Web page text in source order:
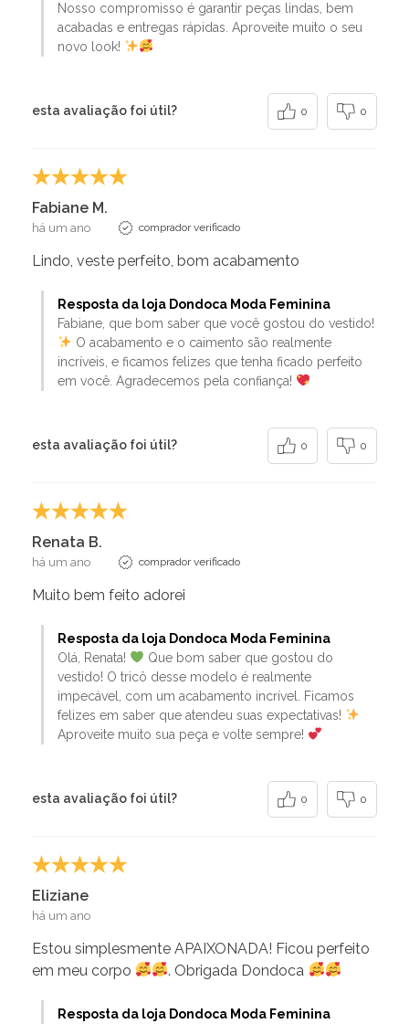
Nosso compromisso é garantir peças lindas, bem
acabadas e entregas rápidas. Aproveite muito o seu
novo look!
esta avaliação foi útil? 0 0
Fabiane M.
há um ano comprador verificado
Lindo, veste perfeito, bom acabamento
Resposta da loja Dondoca Moda Feminina
Fabiane, que bom saber que você gostou do vestido!
O acabamento e o caimento são realmente
incríveis, e ficamos felizes que tenha ficado perfeito
em você. Agradecemos pela confiança!
esta avaliação foi útil? 0 0
Renata B.
há um ano comprador verificado
Muito bem feito adorei
Resposta da loja Dondoca Moda Feminina
Olá, Renata!
Que bom saber que gostou do
vestido! O tricô desse modelo é realmente
impecável, com um acabamento incrível. Ficamos
felizes em saber que atendeu suas expectativas!
Aproveite muito sua peça e volte sempre!
esta avaliação foi útil? 0 0
Eliziane
há um ano
Estou simplesmente APAIXONADA! Ficou perfeito
em meu corpo
. Obrigada Dondoca
Resposta da loja Dondoca Moda Feminina